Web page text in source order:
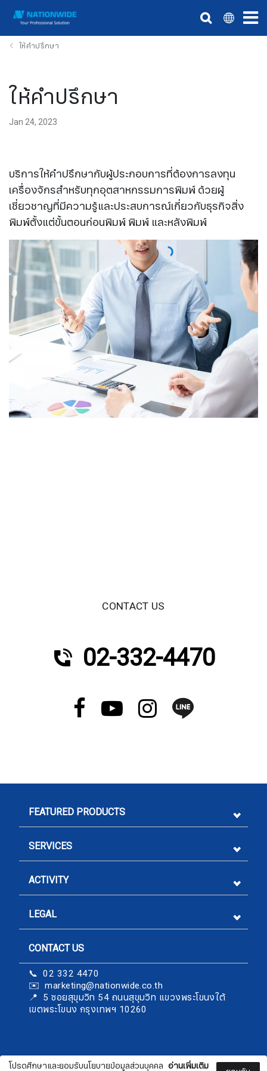
โปรดศึกษาและยอมรับนโยบายข้อมูลส่วนบุคคล อ่านเพิ่มเติม
ให้คำปรึกษา
ให้คำปรึกษา
Jan 24, 2023
บริการให้คำปรึกษากับผู้ประกอบการที่ต้องการลงทุน
เครื่องจักรสำหรับทุกอุตสาหกรรมการพิมพ์ ด้วยผู้
เชี่ยวชาญที่มีความรู้และประสบการณ์เกี่ยวกับธุรกิจสิ่ง
พิมพ์ตั้งแต่ขั้นตอนก่อนพิมพ์ พิมพ์ และหลังพิมพ์
CONTACT US
02-332-4470
FEATURED PRODUCTS
SERVICES
ACTIVITY
LEGAL
CONTACT US
📞 02 332 4470
✉️ marketing@nationwide.co.th
​​​​​​​📍 5 ซอยสุขุมวิท 54 ถนนสุขุมวิท แขวงพระโขนงใต้
เขตพระโขนง กรุงเทพฯ 10260
Sign me up for emails
First name